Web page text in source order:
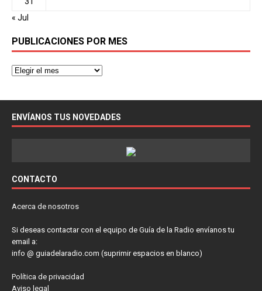
« Jul
PUBLICACIONES POR MES
ENVÍANOS TUS NOVEDADES
CONTACTO
Acerca de nosotros
Si deseas contactar con el equipo de Guía de la Radio envíanos tu
email a:
info @ guiadelaradio.com (suprimir espacios en blanco)
Política de privacidad
Aviso legal